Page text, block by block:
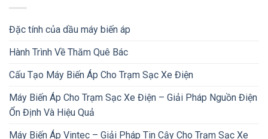
Đặc tính của dầu máy biến áp
Hành Trình Về Thăm Quê Bác
Cấu Tạo Máy Biến Áp Cho Trạm Sạc Xe Điện
Máy Biến Áp Cho Trạm Sạc Xe Điện – Giải Pháp Nguồn Điện
Ổn Định Và Hiệu Quả
Máy Biến Áp Vintec – Giải Pháp Tin Cậy Cho Trạm Sạc Xe